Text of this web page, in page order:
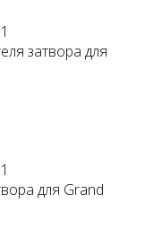
затвора для
для Grand